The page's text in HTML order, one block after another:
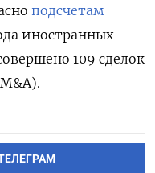
подсчетам
иностранных
109 сделок